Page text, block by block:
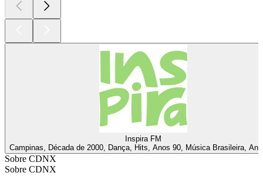
Inspira FM
Campinas, Década de 2000, Dança, Hits, Anos 90, Música Brasileira,
Sobre CDNX
Sobre CDNX